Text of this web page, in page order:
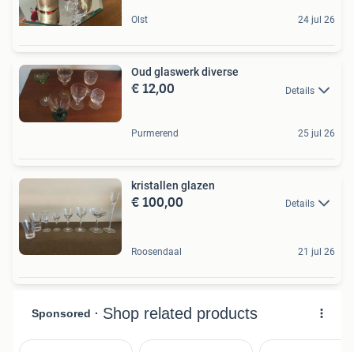
Olst 24 jul 26
Oud glaswerk diverse
€ 12,00 Details
Purmerend 25 jul 26
kristallen glazen
€ 100,00 Details
Roosendaal 21 jul 26